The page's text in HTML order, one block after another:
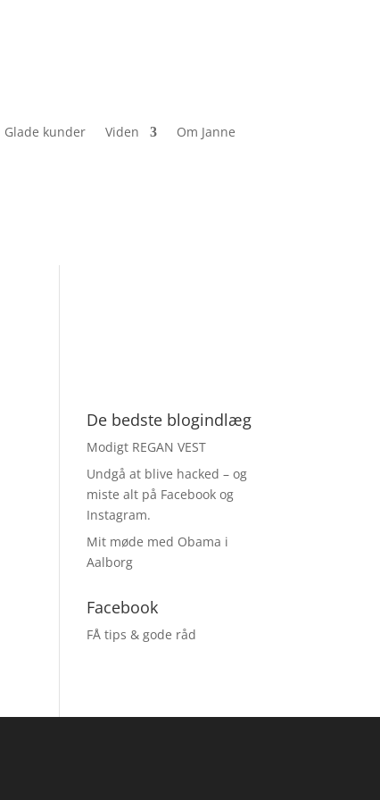
Glade kunder Viden
Om Janne
De bedste blogindlæg
Modigt REGAN VEST
Undgå at blive hacked – og
miste alt på Facebook og
Instagram.
Mit møde med Obama i
Aalborg
Facebook
FÅ tips & gode råd